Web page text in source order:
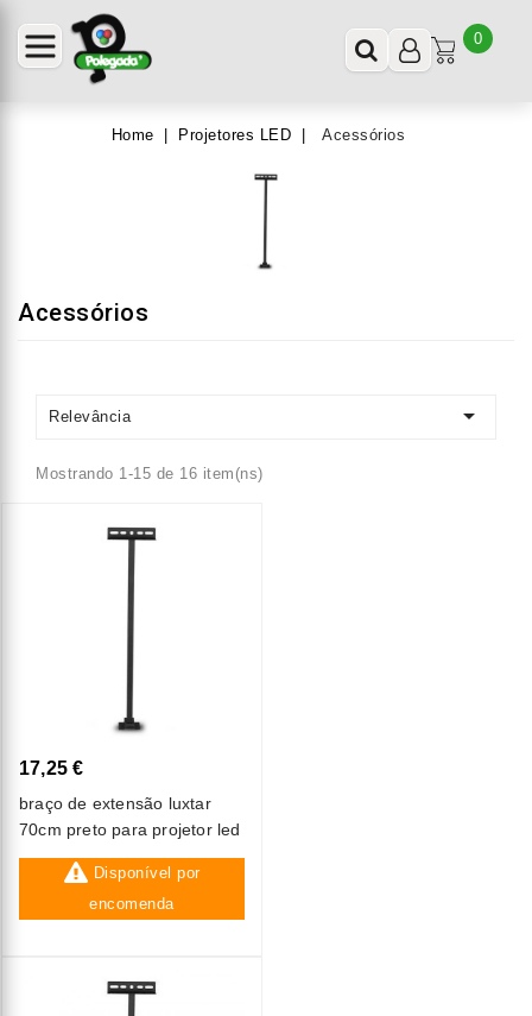
0
Home Projetores LED Acessórios
Acessórios
Relevância 
Mostrando 1-15 de 16 item(ns)
17,25 €
braço de extensão luxtar
70cm preto para projetor led
Disponível por
encomenda